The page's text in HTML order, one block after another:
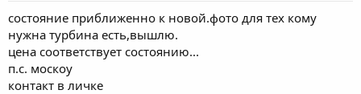
ы
л
а
состояние приближенно к новой.фото для тех кому
нужна турбина есть,вышлю.
цена соответствует состоянию...
п.с. москоу
контакт в личке